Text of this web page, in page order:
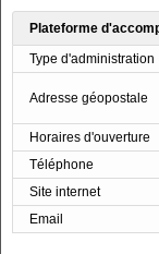
Plateforme
Type d'administration
Adresse géopostale
Horaires d'ouverture
Téléphone
Site internet
Email